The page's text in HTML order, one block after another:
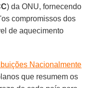
) da ONU, fornecendo
compromissos dos
de aquecimento
Nacionalmente
que resumem os